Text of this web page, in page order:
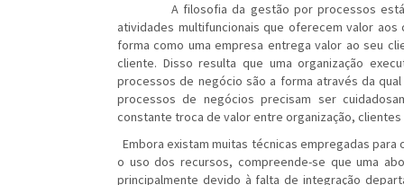
A filosofia da gestão por processos está
atividades multifuncionais que oferecem valor
forma como uma empresa entrega valor ao seu
cliente. Disso resulta que uma organização
processos de negócio são a forma através da
processos de negócios precisam ser
constante troca de valor entre organização,
Embora existam muitas técnicas empregadas
o uso dos recursos, compreende-se que uma
principalmente devido à falta de integração